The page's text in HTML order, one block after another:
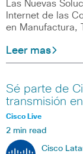
Las Nuevas
Internet de las
en Manufactura,
Leer mas
Sé parte de
transmisión
Cisco Live
2 min read
Cisco